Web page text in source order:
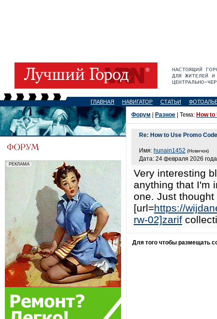
ГЛАВНАЯ НАВИГАТОР СТАТЬИ
Форум Разное | Тема: How
Re: How to Use Promo
Имя: hunain1452 (Новичок)
Дата: 24 февраля 2026
Very interesting
anything that I'm
one. Just
[url=https://
rw-02]zarif
Для того чтобы размещать